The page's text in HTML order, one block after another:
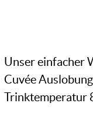
Unser einfacher
Cuvée
Trinktemperatur